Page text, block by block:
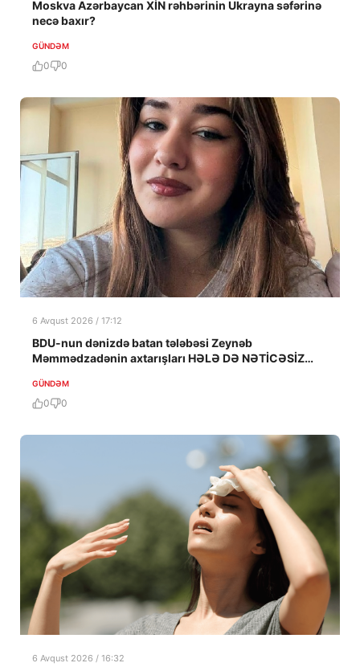
Moskva Azərbaycan XİN rəhbərinin Ukrayna səfərinə
necə baxır?
GÜNDƏM
0 0
6 Avqust 2026 / 17:12
BDU-nun dənizdə batan tələbəsi Zeynəb
Məmmədzadənin axtarışları HƏLƏ DƏ NƏTİCƏSİZ
GÜNDƏM
0 0
6 Avqust 2026 / 16:32